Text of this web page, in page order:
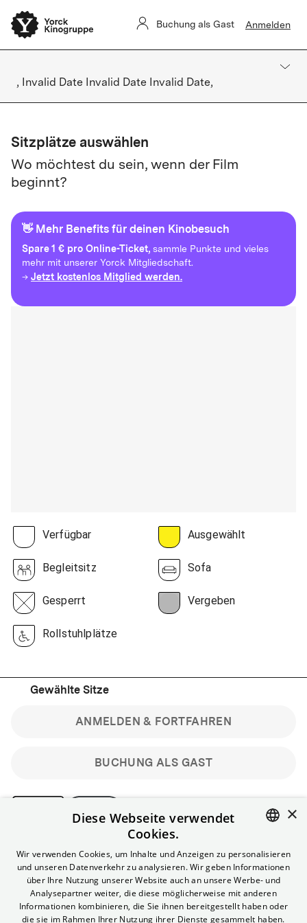
Buchung als Gast Anmelden
, Invalid Date Invalid Date Invalid Date,
Sitzplätze auswählen
Wo möchtest du sein, wenn der Film
beginnt?
👋 Mehr Benefits für deinen Kinobesuch
Spare1 € pro Online-Ticket, sammle Punkte und vieles
mehr mit unserer Yorck Mitgliedschaft.
→ Jetzt kostenlos Mitglied werden.
Verfügbar Ausgewählt
Begleitsitz Sofa
Gesperrt Vergeben
Rollstuhlplätze
Gewählte Sitze
BUCHUNG ALS GAST
ANMELDEN & FORTFAHREN
Bitte beachte: Gastbuchungen sind nicht stornierbar.
Registriere dich kostenlos für bis zu 90 min vor Filmbeginn
stornierbare Tickets für reguläre Vorstellungen.
Unlimited-Mitglied? Melde dich an, um deine Benefits
nutzen zu können.
ENGLISH
×
Diese Webseite verwendet
Cookies.
Wir verwenden Cookies, um Inhalte und Anzeigen zu personalisieren
und unseren Datenverkehr zu analysieren. Wir geben Informationen
über Ihre Nutzung unserer Website auch an unsere Werbe- und
Analysepartner weiter, die diese möglicherweise mit anderen
Informationen kombinieren, die Sie ihnen bereitgestellt haben oder
die sie im Rahmen Ihrer Nutzung ihrer Dienste gesammelt haben.